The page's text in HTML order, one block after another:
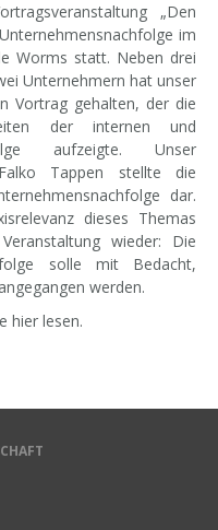
„Den
im
Worms statt. Neben drei
Unternehmern hat unser
Vortrag gehalten, der die
der internen und
aufzeigte. Unser
Tappen stellte die
dar.
dieses Themas
wieder: Die
solle mit Bedacht,
werden.
hier lesen.